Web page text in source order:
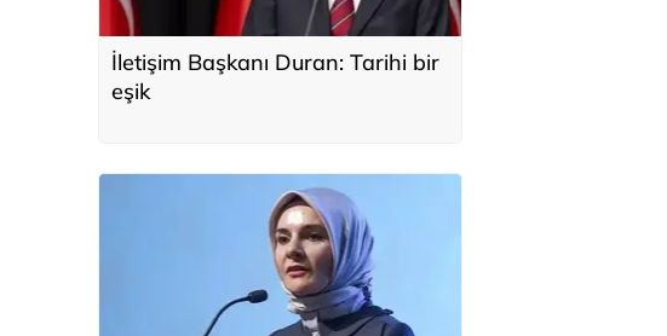
İletişim Başkanı Duran: Tarihi bir
eşik